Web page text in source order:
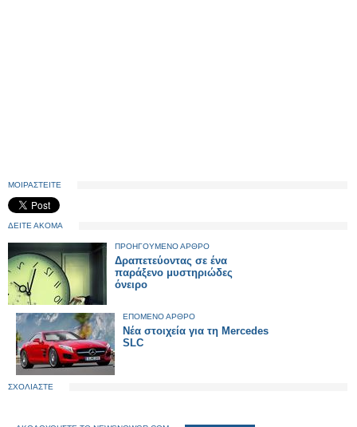
ΜΟΙΡΑΣΤΕΙΤΕ
ΔΕΙΤΕ ΑΚΟΜΑ
ΠΡΟΗΓΟΥΜΕΝΟ ΑΡΘΡΟ
Δραπετεύοντας σε ένα
παράξενο μυστηριώδες
όνειρο
ΕΠΟΜΕΝΟ ΑΡΘΡΟ
Νέα στοιχεία για τη Mercedes
SLC
ΣΧΟΛΙΑΣΤΕ